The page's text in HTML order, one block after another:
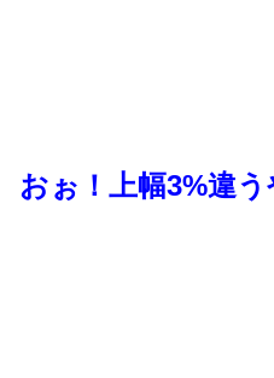
おぉ！上幅3%違う